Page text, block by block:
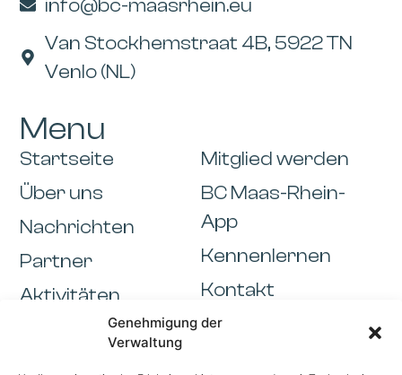
Genehmigung der
Verwaltung
info@bc-maasrhein.eu
Van Stockhemstraat 4B, 5922 TN
Venlo (NL)
Menu
Startseite
Über uns
Nachrichten
Partner
Aktivitäten
Mitglied werden
BC Maas-Rhein-
App
Kennenlernen
Kontakt
Informationen
Cookiebeleid